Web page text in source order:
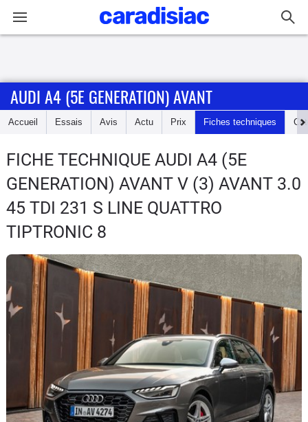
Accueil
Essais
Guide
d'achat
Electriques
Utilitaires
Flottes
Auto
Services
Forum
AUDI A4 (5E GENERATION) AVANT
Accueil Essais Avis Actu Prix Fiches techniques
FICHE TECHNIQUE AUDI A4 (5E
GENERATION) AVANT V (3) AVANT 3.0
45 TDI 231 S LINE QUATTRO
TIPTRONIC 8